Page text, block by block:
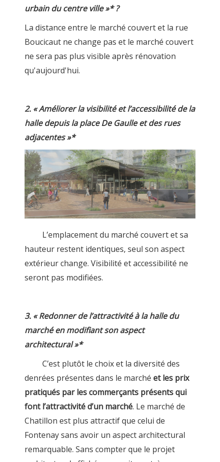
urbain du centre ville »* ?
La distance entre le marché couvert et la rue
Boucicaut ne change pas et le marché couvert
ne sera pas plus visible après rénovation
qu'aujourd'hui.
2. « Améliorer la visibilité et l’accessibilité de la
halle depuis la place De Gaulle et des rues
adjacentes »*
L’emplacement du marché couvert et sa
hauteur restent identiques, seul son aspect
extérieur change. Visibilité et accessibilité ne
seront pas modifiées.
3. « Redonner de l’attractivité à la halle du
marché en modifiant son aspect
architectural »*
C’est plutôt le choix et la diversité des
denrées présentes dans le marché et les prix
pratiqués par les commerçants présents qui
font l’attractivité d’un marché. Le marché de
Chatillon est plus attractif que celui de
Fontenay sans avoir un aspect architectural
remarquable. Sans compter que le projet